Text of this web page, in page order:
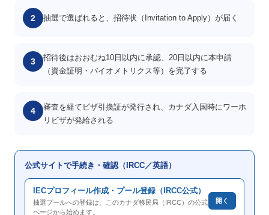
2 抽選で選ばれると、招待状（Invitation to Apply）が届く
3
招待後はおおむね10日以内に承認、20日以内に本申請
（資金証明・バイオメトリクス等）を完了する
4
審査を経てビザ引換証が発行され、カナダ入国時にワーホ
リビザが発給される
公式サイトで手続き・確認（IRCC／英語）
IECプロフィール作成・プール登録（IRCC公式）
抽選プールへの登録は、このカナダ移民局（IRCC）の公式
ページから始めます。
開く